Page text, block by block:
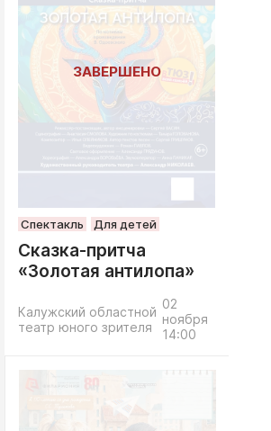
Спектакль Для детей
Сказка-притча
«Золотая антилопа»
02
ноября
14:00
Калужский областной
театр юного зрителя